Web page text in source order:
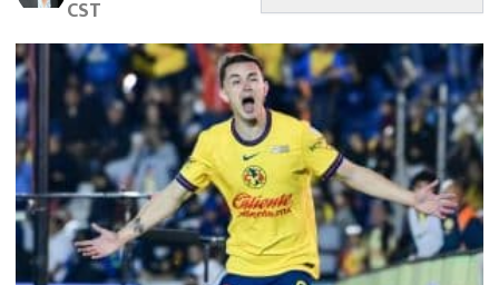
MEXICANOS EN EL EXTRANJERO
FUTBOL ESTUFA
FÓRMULA 1
BOXEO
LIGA MX
CST